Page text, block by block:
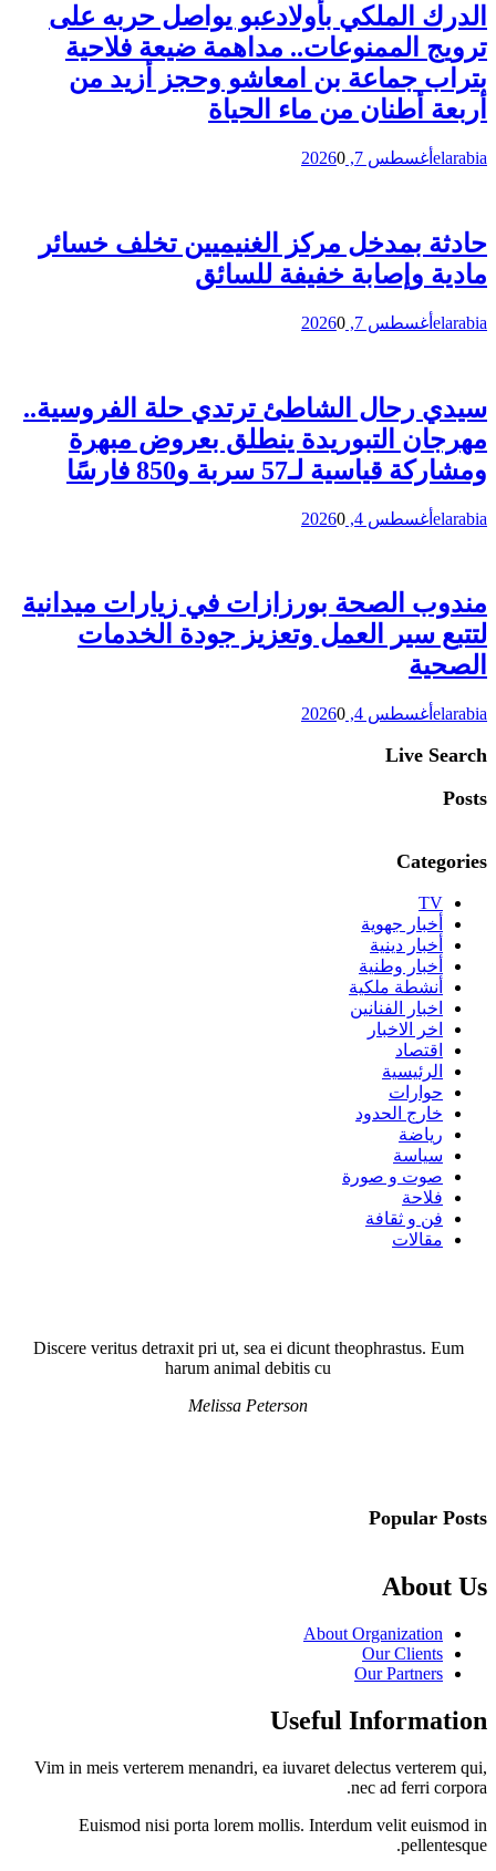
الدرك الملكي بأولادعبو يواصل حربه على
ترويج الممنوعات.. مداهمة ضيعة فلاحية
بتراب جماعة بن امعاشو وحجز أزيد من
أربعة أطنان من ماء الحياة
elarabia أغسطس 7, 2026 0
حادثة بمدخل مركز الغنيميين تخلف خسائر
مادية وإصابة خفيفة للسائق
elarabia أغسطس 7, 2026 0
سيدي رحال الشاطئ ترتدي حلة الفروسية..
مهرجان التبوريدة ينطلق بعروض مبهرة
ومشاركة قياسية لـ57 سربة و850 فارسًا
elarabia أغسطس 4, 2026 0
مندوب الصحة بورزازات في زيارات ميدانية
لتتبع سير العمل وتعزيز جودة الخدمات
الصحية
elarabia أغسطس 4, 2026 0
Live Search
Posts
Categories
TV
أخبار جهوية
أخبار دينية
أخبار وطنية
أنشطة ملكية
اخبار الفنانين
اخر الاخبار
اقتصاد
الرئيسية
حوارات
خارج الحدود
رياضة
سياسة
صوت و صورة
فلاحة
فن و ثقافة
مقالات
Discere veritus detraxit pri ut, sea ei dicunt theophrastus. Eum
harum animal debitis cu
Melissa Peterson
Popular Posts
About Us
About Organization
Our Clients
Our Partners
Useful Information
Vim in meis verterem menandri, ea iuvaret delectus verterem qui,
nec ad ferri corpora.
Euismod nisi porta lorem mollis. Interdum velit euismod in
pellentesque.